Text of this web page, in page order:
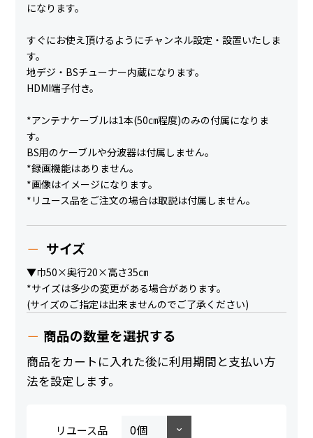
になります。
すぐにお使え頂けるようにチャンネル設定・設置いたしま
す。
地デジ・BSチューナー内蔵になります。
HDMI端子付き。
*アンテナケーブルは1本(50㎝程度)のみの付属になりま
す。
BS用のケーブルや分波器は付属しません。
*録画機能はありません。
*画像はイメージになります。
*リユース品をご注文の場合は取説は付属しません。
サイズ
▼巾50×奥行20×高さ35㎝
*サイズは多少の変更がある場合があります。
(サイズのご指定は出来ませんのでご了承ください)
商品の数量を選択する
商品をカートに入れた後に利用期間と支払い方
法を設定します。
リユース品